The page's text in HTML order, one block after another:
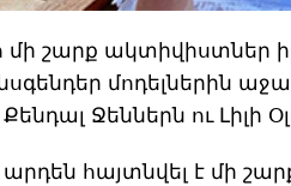
շարք ակտիվիստներ
մոդելներին
Ջեններն ու Լիլի
հայտնվել է մի